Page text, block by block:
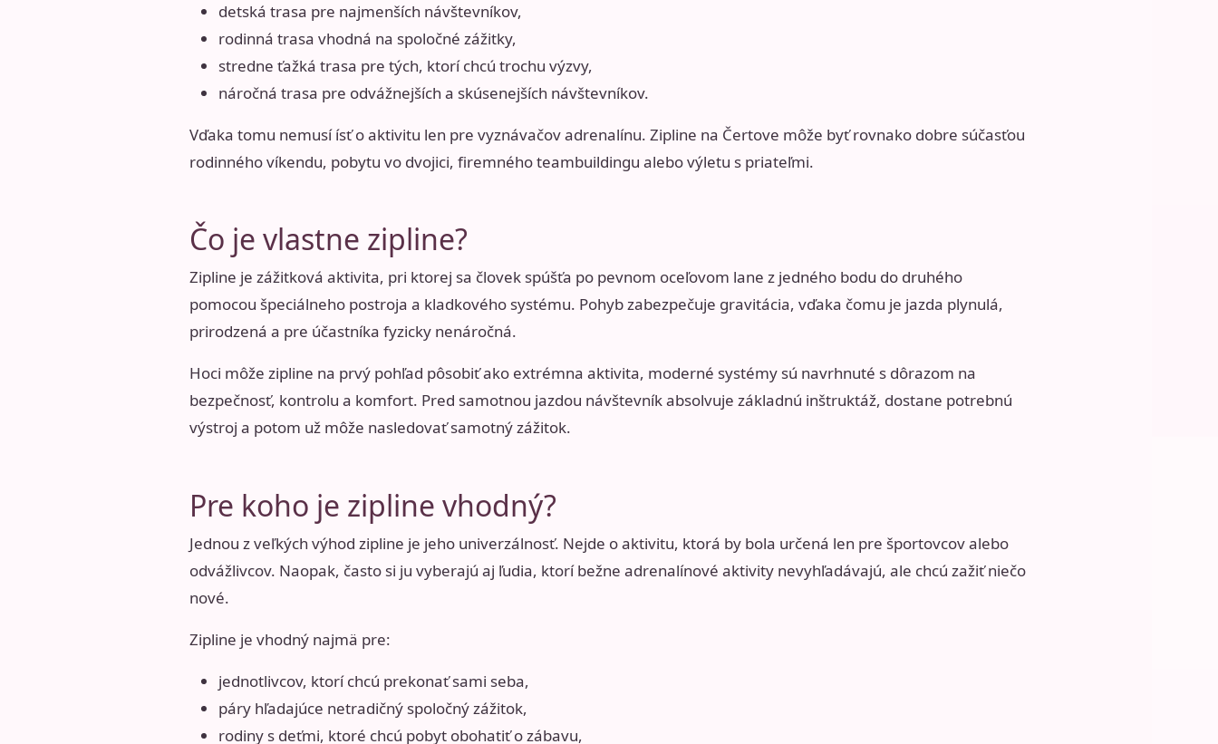
detská trasa pre najmenších návštevníkov,
rodinná trasa vhodná na spoločné zážitky,
stredne ťažká trasa pre tých, ktorí chcú trochu výzvy,
náročná trasa pre odvážnejších a skúsenejších návštevníkov.
Vďaka tomu nemusí ísť o aktivitu len pre vyznávačov adrenalínu. Zipline na Čertove môže byť rovnako dobre súčasťou
rodinného víkendu, pobytu vo dvojici, firemného teambuildingu alebo výletu s priateľmi.
Čo je vlastne zipline?
Zipline je zážitková aktivita, pri ktorej sa človek spúšťa po pevnom oceľovom lane z jedného bodu do druhého
pomocou špeciálneho postroja a kladkového systému. Pohyb zabezpečuje gravitácia, vďaka čomu je jazda plynulá,
prirodzená a pre účastníka fyzicky nenáročná.
Hoci môže zipline na prvý pohľad pôsobiť ako extrémna aktivita, moderné systémy sú navrhnuté s dôrazom na
bezpečnosť, kontrolu a komfort. Pred samotnou jazdou návštevník absolvuje základnú inštruktáž, dostane potrebnú
výstroj a potom už môže nasledovať samotný zážitok.
Pre koho je zipline vhodný?
Jednou z veľkých výhod zipline je jeho univerzálnosť. Nejde o aktivitu, ktorá by bola určená len pre športovcov alebo
odvážlivcov. Naopak, často si ju vyberajú aj ľudia, ktorí bežne adrenalínové aktivity nevyhľadávajú, ale chcú zažiť niečo
nové.
Zipline je vhodný najmä pre:
jednotlivcov, ktorí chcú prekonať sami seba,
páry hľadajúce netradičný spoločný zážitok,
rodiny s deťmi, ktoré chcú pobyt obohatiť o zábavu,